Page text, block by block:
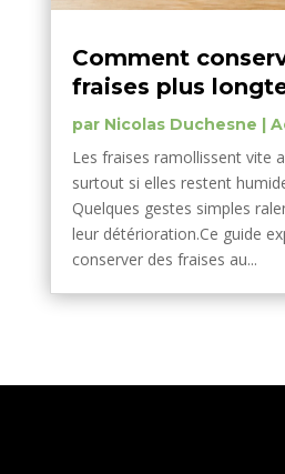
Comment
fraises plus
par Nicolas Duchesne |
Les fraises ramollissent vite
surtout si elles restent
Quelques gestes simples
leur détérioration.Ce guide
conserver des fraises au...